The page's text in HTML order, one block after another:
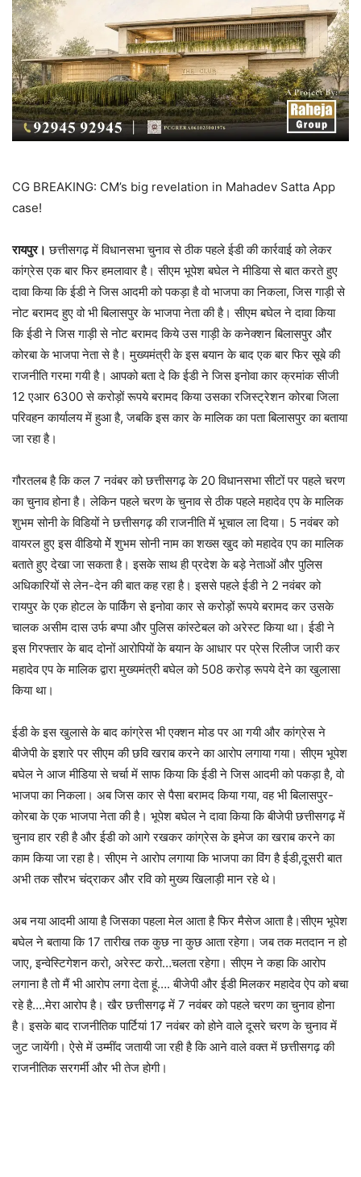
CG BREAKING: CM’s big revelation in Mahadev Satta App
case!
रायपुर। छत्तीसगढ़ में विधानसभा चुनाव से ठीक पहले ईडी की कार्रवाई को लेकर
कांग्रेस एक बार फिर हमलावार है। सीएम भूपेश बघेल ने मीडिया से बात करते हुए
दावा किया कि ईडी ने जिस आदमी को पकड़ा है वो भाजपा का निकला, जिस गाड़ी से
नोट बरामद हुए वो भी बिलासपुर के भाजपा नेता की है। सीएम बघेल ने दावा किया
कि ईडी ने जिस गाड़ी से नोट बरामद किये उस गाड़ी के कनेक्शन बिलासपुर और
कोरबा के भाजपा नेता से है। मुख्यमंत्री के इस बयान के बाद एक बार फिर सूबे की
राजनीति गरमा गयी है। आपको बता दे कि ईडी ने जिस इनोवा कार क्रमांक सीजी
12 एआर 6300 से करोड़ों रूपये बरामद किया उसका रजिस्ट्रेशन कोरबा जिला
परिवहन कार्यालय में हुआ है, जबकि इस कार के मालिक का पता बिलासपुर का बताया
जा रहा है।
गौरतलब है कि कल 7 नवंबर को छत्तीसगढ़ के 20 विधानसभा सीटों पर पहले चरण
का चुनाव होना है। लेकिन पहले चरण के चुनाव से ठीक पहले महादेव एप के मालिक
शुभम सोनी के विडियों ने छत्तीसगढ़ की राजनीति में भूचाल ला दिया। 5 नवंबर को
वायरल हुए इस वीडियो मेें शुभम सोनी नाम का शख्स खुद को महादेव एप का मालिक
बताते हुए देखा जा सकता है। इसके साथ ही प्रदेश के बड़े नेताओं और पुलिस
अधिकारियों से लेन-देन की बात कह रहा है। इससे पहले ईडी ने 2 नवंबर को
रायपुर के एक होटल के पार्किंग से इनोवा कार से करोड़ों रूपये बरामद कर उसके
चालक असीम दास उर्फ बप्पा और पुलिस कांस्टेबल को अरेस्ट किया था। ईडी ने
इस गिरफ्तार के बाद दोनों आरोपियों के बयान के आधार पर प्रेस रिलीज जारी कर
महादेव एप के मालिक द्वारा मुख्यमंत्री बघेल को 508 करोड़ रूपये देने का खुलासा
किया था।
ईडी के इस खुलासे के बाद कांग्रेस भी एक्शन मोड पर आ गयी और कांग्रेस ने
बीजेपी के इशारे पर सीएम की छवि खराब करने का आरोप लगाया गया। सीएम भूपेश
बघेल ने आज मीडिया से चर्चा में साफ किया कि ईडी ने जिस आदमी को पकड़ा है, वो
भाजपा का निकला। अब जिस कार से पैसा बरामद किया गया, वह भी बिलासपुर-
कोरबा के एक भाजपा नेता की है। भूपेश बघेल ने दावा किया कि बीजेपी छत्तीसगढ़ में
चुनाव हार रही है और ईडी को आगे रखकर कांग्रेस के इमेज का खराब करने का
काम किया जा रहा है। सीएम ने आरोप लगाया कि भाजपा का विंग है ईडी,दूसरी बात
अभी तक सौरभ चंद्राकर और रवि को मुख्य खिलाड़ी मान रहे थे।
अब नया आदमी आया है जिसका पहला मेल आता है फिर मैसेज आता है।सीएम भूपेश
बघेल ने बताया कि 17 तारीख तक कुछ ना कुछ आता रहेगा। जब तक मतदान न हो
जाए, इन्वेस्टिगेशन करो, अरेस्ट करो…चलता रहेगा। सीएम ने कहा कि आरोप
लगाना है तो मैं भी आरोप लगा देता हूं…. बीजेपी और ईडी मिलकर महादेव ऐप को बचा
रहे है….मेरा आरोप है। खैर छत्तीसगढ़ में 7 नवंबर को पहले चरण का चुनाव होना
है। इसके बाद राजनीतिक पार्टियां 17 नवंबर को होने वाले दूसरे चरण के चुनाव में
जुट जायेंगी। ऐसे में उम्मींद जतायी जा रही है कि आने वाले वक्त में छत्तीसगढ़ की
राजनीतिक सरगर्मी और भी तेज होगी।